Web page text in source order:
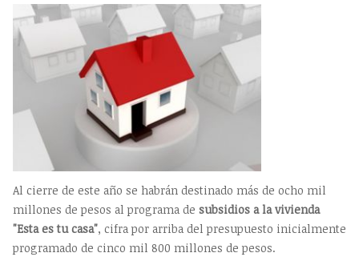
Al cierre de este año se habrán destinado más de ocho mil
millones de pesos al programa de subsidios a la vivienda
"Esta es tu casa", cifra por arriba del presupuesto inicialmente
programado de cinco mil 800 millones de pesos.